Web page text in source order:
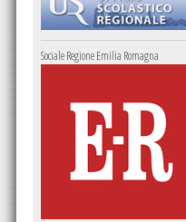
Sociale Regione Emilia Romagna